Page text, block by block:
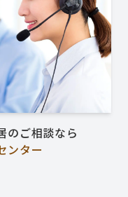
のご相談なら
ンター